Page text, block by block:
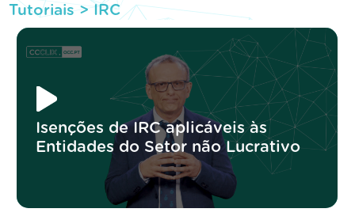
Tutoriais >IRC
Isenções de IRC aplicáveis às
Entidades do Setor não Lucrativo